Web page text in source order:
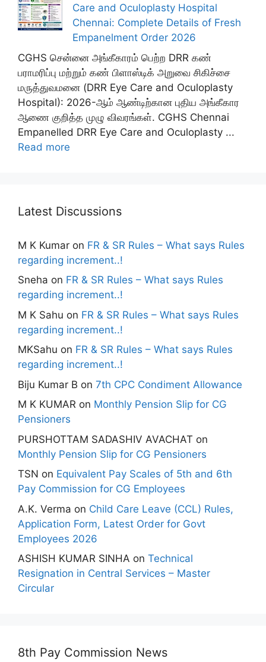
Care and Oculoplasty Hospital
Chennai: Complete Details of Fresh
Empanelment Order 2026
CGHS சென்னை அங்கீகாரம் பெற்ற DRR கண்
பராமரிப்பு மற்றும் கண் பிளாஸ்டிக் அறுவை சிகிச்சை
மருத்துவமனை (DRR Eye Care and Oculoplasty
Hospital): 2026-ஆம் ஆண்டிற்கான புதிய அங்கீகார
ஆணை குறித்த முழு விவரங்கள். CGHS Chennai
Empanelled DRR Eye Care and Oculoplasty ...
Read more
Latest Discussions
M K Kumar on FR & SR Rules – What says Rules
regarding increment..!
Sneha on FR & SR Rules – What says Rules
regarding increment..!
M K Sahu on FR & SR Rules – What says Rules
regarding increment..!
MKSahu on FR & SR Rules – What says Rules
regarding increment..!
Biju Kumar B on 7th CPC Condiment Allowance
M K KUMAR on Monthly Pension Slip for CG
Pensioners
PURSHOTTAM SADASHIV AVACHAT on
Monthly Pension Slip for CG Pensioners
TSN on Equivalent Pay Scales of 5th and 6th
Pay Commission for CG Employees
A.K. Verma on Child Care Leave (CCL) Rules,
Application Form, Latest Order for Govt
Employees 2026
ASHISH KUMAR SINHA on Technical
Resignation in Central Services – Master
Circular
8th Pay Commission News